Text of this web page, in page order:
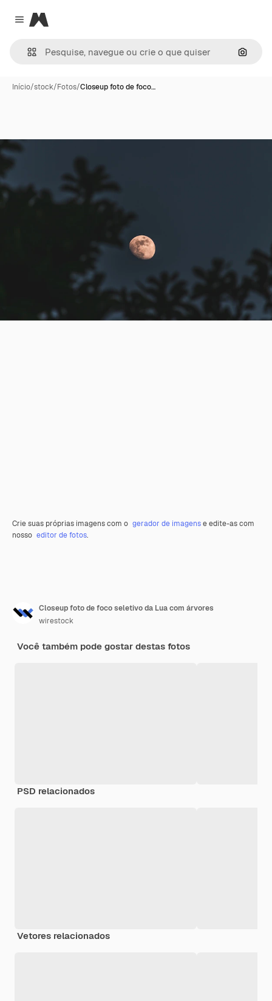
Close menu
Magnific
Início/stock/Fotos/Closeup foto de foco…
Crie suas próprias imagens com o gerador de imagense edite-as com
nosso editor de fotos.
Closeup foto de foco seletivo da Lua com árvores
wirestock
Você também pode gostar destas fotos
PSD relacionados
Vetores relacionados